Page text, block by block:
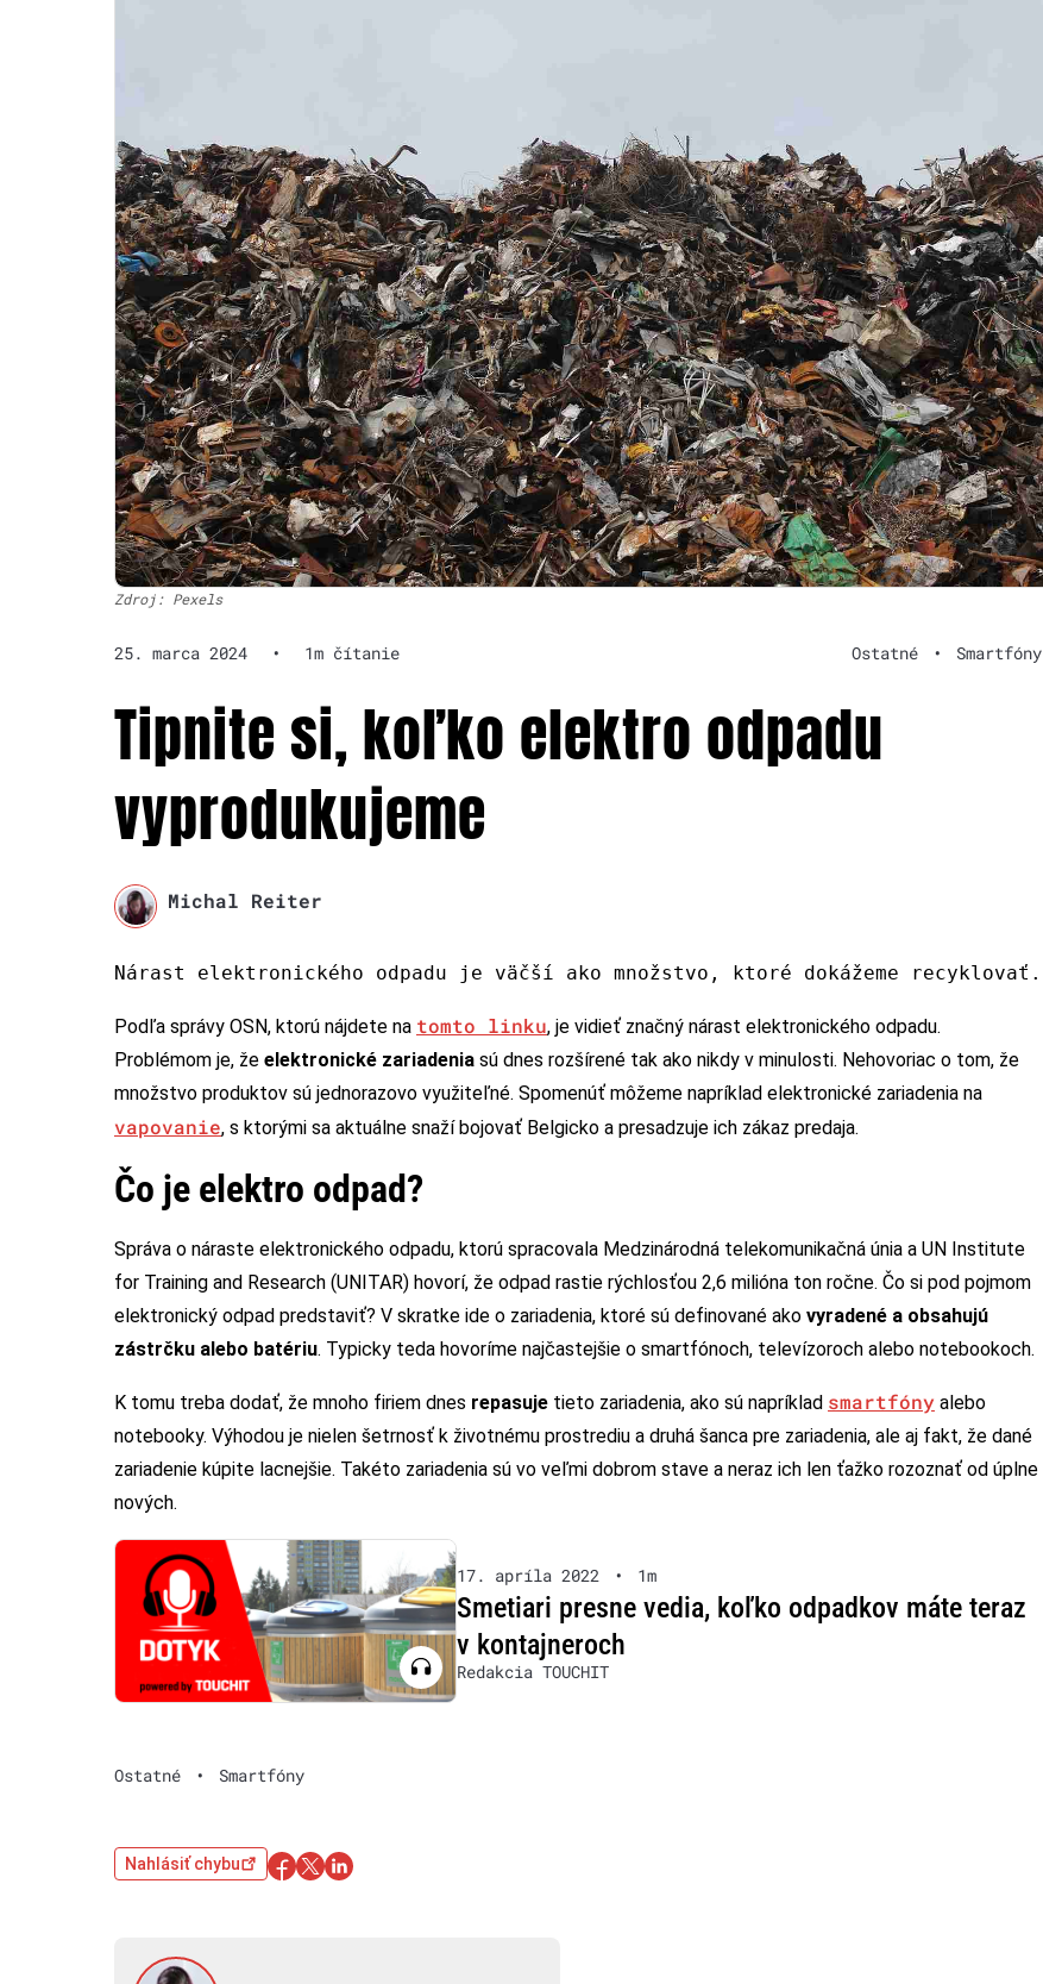
Zdroj: Pexels
25. marca 2024 • 1m čítanie Ostatné • Smartfóny
Tipnite si, koľko elektro odpadu
vyprodukujeme
Michal Reiter
Nárast elektronického odpadu je väčší ako množstvo, ktoré dokážeme recyklovať.
Podľa správy OSN, ktorú nájdete na tomto linku, je vidieť značný nárast elektronického odpadu.
Problémom je, že elektronické zariadenia sú dnes rozšírené tak ako nikdy v minulosti. Nehovoriac o tom, že
množstvo produktov sú jednorazovo využiteľné. Spomenúť môžeme napríklad elektronické zariadenia na
vapovanie, s ktorými sa aktuálne snaží bojovať Belgicko a presadzuje ich zákaz predaja.
Čo je elektro odpad?
Správa o náraste elektronického odpadu, ktorú spracovala Medzinárodná telekomunikačná únia a UN Institute
for Training and Research (UNITAR) hovorí, že odpad rastie rýchlosťou 2,6 milióna ton ročne. Čo si pod pojmom
elektronický odpad predstaviť? V skratke ide o zariadenia, ktoré sú definované ako vyradené a obsahujú
zástrčku alebo batériu. Typicky teda hovoríme najčastejšie o smartfónoch, televízoroch alebo notebookoch.
K tomu treba dodať, že mnoho firiem dnes repasuje tieto zariadenia, ako sú napríklad smartfóny alebo
notebooky. Výhodou je nielen šetrnosť k životnému prostrediu a druhá šanca pre zariadenia, ale aj fakt, že dané
zariadenie kúpite lacnejšie. Takéto zariadenia sú vo veľmi dobrom stave a neraz ich len ťažko rozoznať od úplne
nových.
17. apríla 2022 • 1m
Smetiari presne vedia, koľko odpadkov máte teraz
v kontajneroch
Redakcia TOUCHIT
Ostatné • Smartfóny
Nahlásiť chybu